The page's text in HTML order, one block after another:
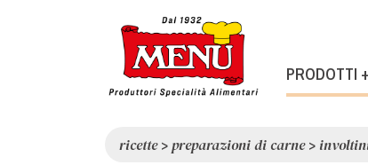
PRODOTTI +
ricette>preparazioni di carne>